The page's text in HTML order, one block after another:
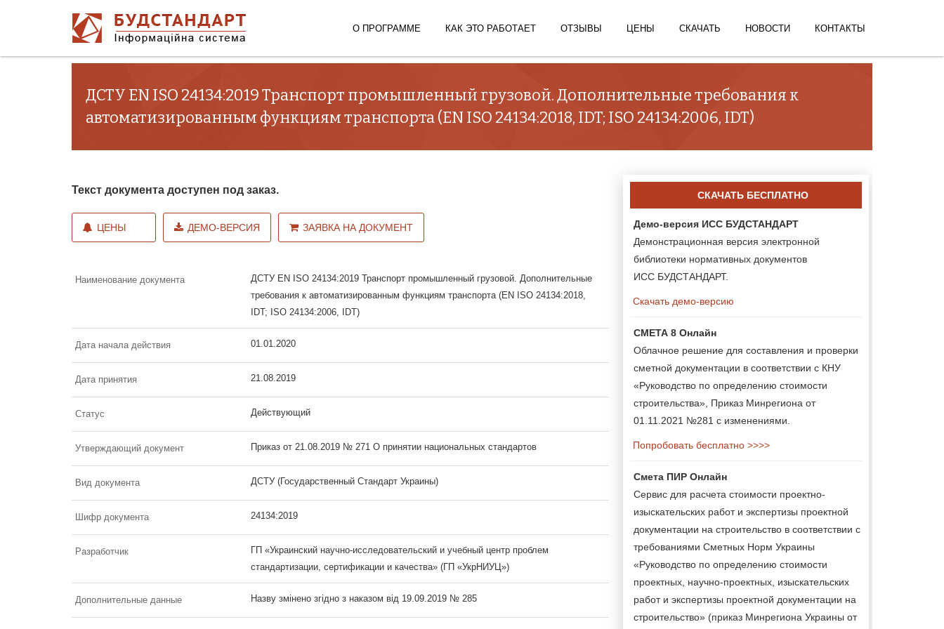
О ПРОГРАММЕ КАК ЭТО РАБОТАЕТ ОТЗЫВЫ ЦЕНЫ СКАЧАТЬ НОВОСТИ КОНТАКТЫ
ДСТУ EN ISO 24134:2019 Транспорт промышленный грузовой. Дополнительные требования к
автоматизированным функциям транспорта (EN ISO 24134:2018, IDT; ISO 24134:2006, IDT)
Текст документа доступен под заказ.
ЦЕНЫ ДЕМО-ВЕРСИЯ ЗАЯВКА НА ДОКУМЕНТ
Наименование документа
ДСТУ EN ISO 24134:2019 Транспорт промышленный грузовой. Дополнительные
требования к автоматизированным функциям транспорта (EN ISO 24134:2018,
IDT; ISO 24134:2006, IDT)
Дата начала действия 01.01.2020
Дата принятия 21.08.2019
Статус Действующий
Утверждающий документ Приказ от 21.08.2019 № 271 О принятии национальных стандартов
Вид документа ДСТУ (Государственный Стандарт Украины)
Шифр документа 24134:2019
Разработчик
ГП «Украинский научно-исследовательский и учебный центр проблем
стандартизации, сертификации и качества» (ГП «УкрНИУЦ»)
Дополнительные данные Назву змінено згідно з наказом від 19.09.2019 № 285
СКАЧАТЬ БЕСПЛАТНО
Демо-версия ИСС БУДСТАНДАРТ
Демонстрационная версия электронной
библиотеки нормативных документов
ИСС БУДСТАНДАРТ.
Скачать демо-версию
СМЕТА 8 Онлайн
Облачное решение для составления и проверки
сметной документации в соответствии с КНУ
«Руководство по определению стоимости
строительства», Приказ Минрегиона от
01.11.2021 №281 с изменениями.
Попробовать бесплатно >>>>
Смета ПИР Онлайн
Сервис для расчета стоимости проектно-
изыскательских работ и экспертизы проектной
документации на строительство в соответствии с
требованиями Сметных Норм Украины
«Руководство по определению стоимости
проектных, научно-проектных, изыскательских
работ и экспертизы проектной документации на
строительство» (приказ Минрегиона Украины от